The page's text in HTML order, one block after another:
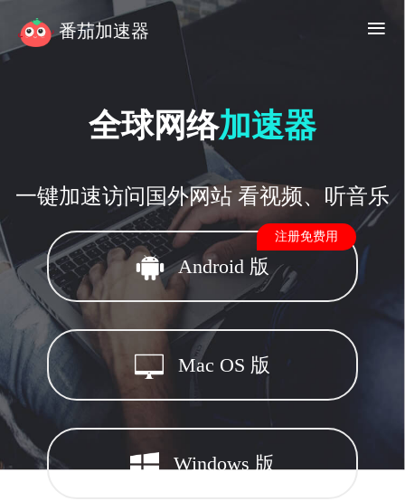
番茄加速器 ≡
全球网络加速器
一键加速访问国外网站 看视频、听音乐
Android 版
注册免费用
Mac OS 版
Windows 版